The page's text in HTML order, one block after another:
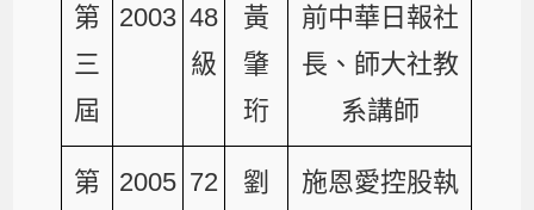
第
三
屆
2003 48
級
黃
肇
珩
前中華日報社
長、師大社教
系講師
第
2005 72
劉
施恩愛控股執